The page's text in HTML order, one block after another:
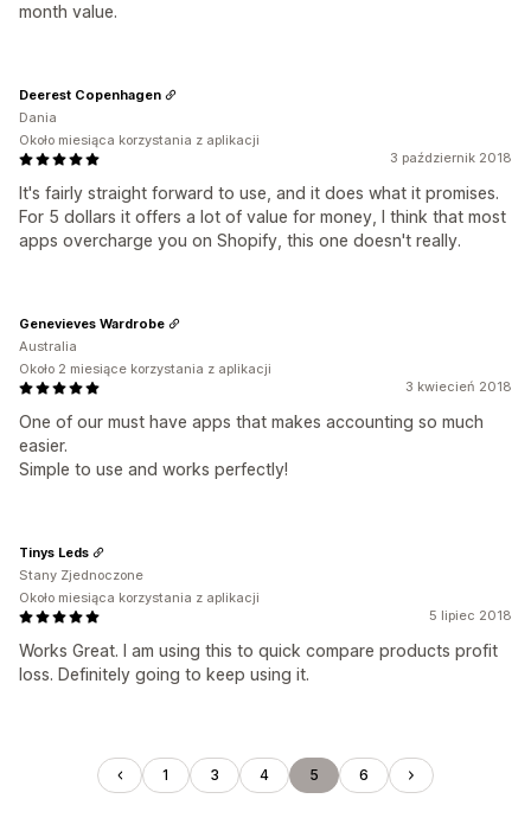
month value.
3 październik 2018
It's fairly straight forward to use, and it does what it promises.
For 5 dollars it offers a lot of value for money, I think that most
apps overcharge you on Shopify, this one doesn't really.
Deerest Copenhagen
Dania
Około miesiąca korzystania z aplikacji
3 kwiecień 2018
One of our must have apps that makes accounting so much
easier.
Simple to use and works perfectly!
Genevieves Wardrobe
Australia
Około 2 miesiące korzystania z aplikacji
5 lipiec 2018
Works Great. I am using this to quick compare products profit
loss. Definitely going to keep using it.
Tinys Leds
Stany Zjednoczone
Około miesiąca korzystania z aplikacji
1 3 4 5 6